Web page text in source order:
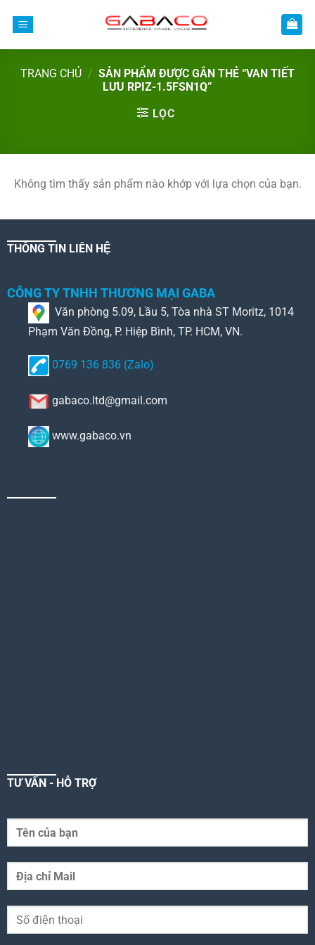
TRANG CHỦ / SẢN PHẨM ĐƯỢC GẮN THẺ “VAN TIẾT
LƯU RPIZ-1.5FSN1Q”
LỌC
Không tìm thấy sản phẩm nào khớp với lựa chọn của bạn.
THÔNG TIN LIÊN HỆ
CÔNG TY TNHH THƯƠNG MẠI GABA
Văn phòng 5.09, Lầu 5, Tòa nhà ST Moritz, 1014
Phạm Văn Đồng, P. Hiệp Bình, TP. HCM, VN.
0769 136 836 (Zalo)
gabaco.ltd@gmail.com
www.gabaco.vn
TƯ VẤN - HỖ TRỢ